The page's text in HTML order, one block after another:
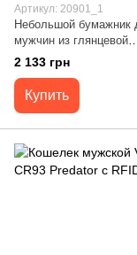
Артикул: 20901_1
Небольшой бумажник
мужчин из глянцевой
натуральной кожи
20901_1 (3810 nero)
2 133 грн
Купить